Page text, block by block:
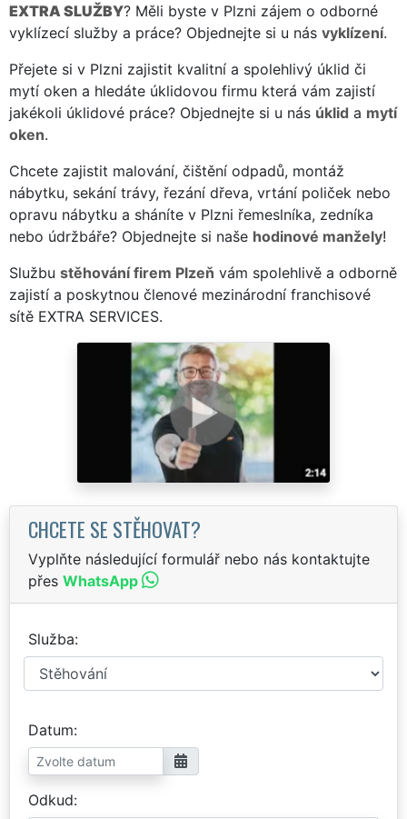
EXTRA SLUŽBY? Měli byste v Plzni zájem o odborné
vyklízecí služby a práce? Objednejte si u nás vyklízení.
Přejete si v Plzni zajistit kvalitní a spolehlivý úklid či
mytí oken a hledáte úklidovou firmu která vám zajistí
jakékoli úklidové práce? Objednejte si u nás úklid a mytí
oken.
Chcete zajistit malování, čištění odpadů, montáž
nábytku, sekání trávy, řezání dřeva, vrtání poliček nebo
opravu nábytku a sháníte v Plzni řemeslníka, zedníka
nebo údržbáře? Objednejte si naše hodinové manžely!
Službu stěhování firem Plzeň vám spolehlivě a odborně
zajistí a poskytnou členové mezinárodní franchisové
sítě EXTRA SERVICES.
CHCETE SE STĚHOVAT?
Vyplňte následující formulář nebo nás kontaktujte
přes WhatsApp
Služba
Datum
Odkud